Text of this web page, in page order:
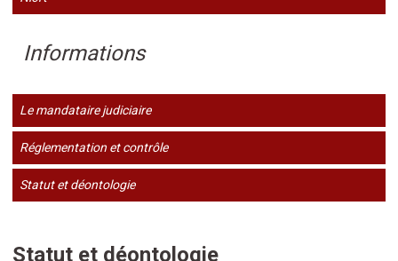
Informations
Le mandataire judiciaire
Réglementation et contrôle
Statut et déontologie
Statut et déontologie